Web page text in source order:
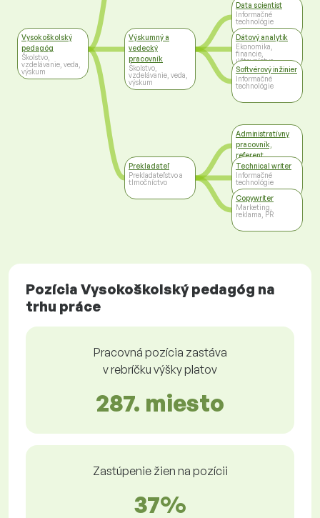
Vysokoškolský
pedagóg
Školstvo,
vzdelávanie, veda,
výskum
Výskumný a
vedecký
pracovník
Školstvo,
vzdelávanie, veda,
výskum
Prekladateľ
Prekladateľstvo a
tlmočníctvo
Data scientist
Informačné
technológie
Dátový analytik
Ekonomika,
financie,
účtovníctvo
Softvérový inžinier
Informačné
technológie
Administratívny
pracovník,
referent
Administratíva
Technical writer
Informačné
technológie
Copywriter
Marketing,
reklama, PR
Pozícia Vysokoškolský pedagóg na
trhu práce
Pracovná pozícia zastáva
v rebríčku výšky platov
287. miesto
Zastúpenie žien na pozícii
37%